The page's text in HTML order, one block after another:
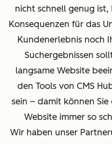
nicht schnell genug
Konsequenzen für das
Kundenerlebnis noch
Suchergebnissen
langsame Website
den Tools von CMS
sein – damit können
Website immer so
Wir haben unser